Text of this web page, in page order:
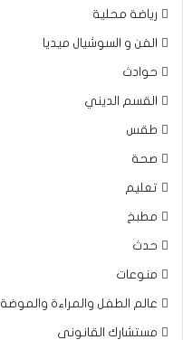
رياضة محلية
الفن و السوشيال ميديا
حوادث
القسم الديني
طقس
صحة
تعليم
مطبخ
حدث
منوعات
عالم الطفل والمراءة والموضة
مستشارك القانونى